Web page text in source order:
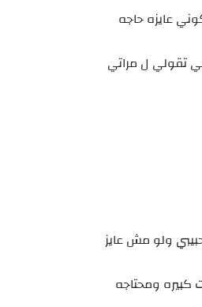
عايزه حاجه
تقولي ل مراتي
ولو مش عايز
كبيره ومحتاجه